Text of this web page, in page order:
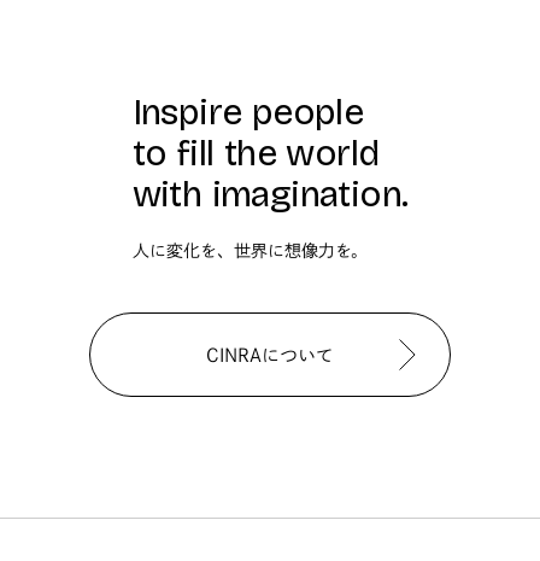
Inspire people
to fill the world
with imagination.
人に変化を、世界に想像力を。
CINRAについて